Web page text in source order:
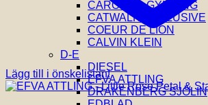
CAROLINA GYNNING
CATWALK EXCLUSIVE
COEUR DE LION
CALVIN KLEIN
D-E
DIESEL
EFVA ATTLING
DRAKENBERG SJÖLIN
Lägg till i önskelistan!